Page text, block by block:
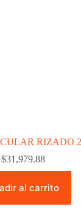
RIZADO
$31,979.88
al carrito